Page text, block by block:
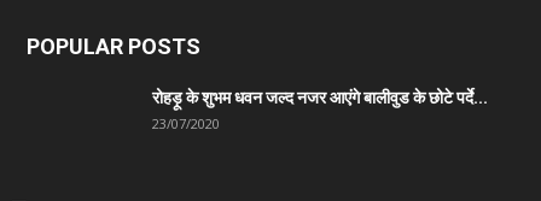
POPULAR POSTS
रोहड़ू के शुभम धवन जल्द नजर आएंगे बालीवुड के छोटे पर्दे...
23/07/2020